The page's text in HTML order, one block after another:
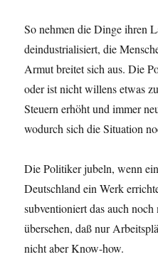
So nehmen die Dinge ihren
deindustrialisiert, die
Armut breitet sich aus. Die
oder ist nicht willens etwas
Steuern erhöht und immer
wodurch sich die Situation
Die Politiker jubeln, wenn
Deutschland ein Werk
subventioniert das auch
übersehen, daß nur
nicht aber Know-how.